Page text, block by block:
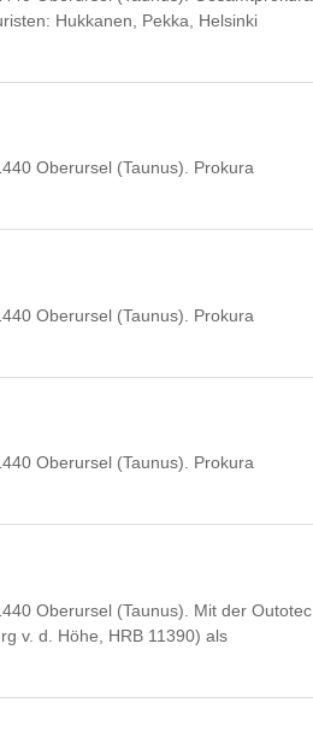
Hukkanen, Pekka, Helsinki
Oberursel (Taunus). Prokura
Oberursel (Taunus). Prokura
Oberursel (Taunus). Prokura
Oberursel (Taunus). Mit der Outotec
v. d. Höhe, HRB 11390) als